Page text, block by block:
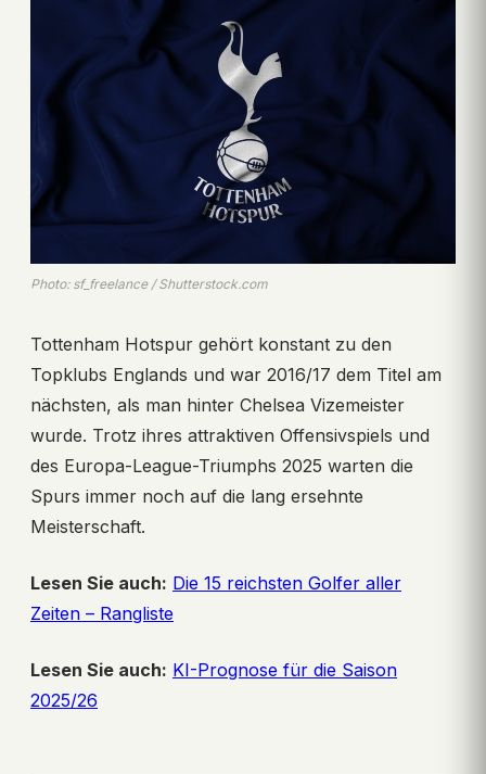
Photo: sf_freelance / Shutterstock.com
Tottenham Hotspur gehört konstant zu den
Topklubs Englands und war 2016/17 dem Titel am
nächsten, als man hinter Chelsea Vizemeister
wurde. Trotz ihres attraktiven Offensivspiels und
des Europa-League-Triumphs 2025 warten die
Spurs immer noch auf die lang ersehnte
Meisterschaft.
Lesen Sie auch: Die 15 reichsten Golfer aller
Zeiten – Rangliste
Lesen Sie auch: KI-Prognose für die Saison
2025/26